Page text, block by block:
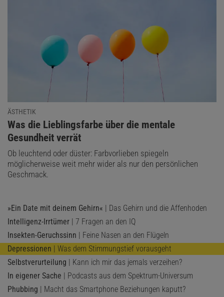
ÄSTHETIK
:
Was die Lieblingsfarbe über die mentale
Gesundheit verrät
Ob leuchtend oder düster: Farbvorlieben spiegeln
möglicherweise weit mehr wider als nur den persönlichen
Geschmack.
»Ein Date mit deinem Gehirn« | Das Gehirn und die Affenhoden
Intelligenz-Irrtümer | 7 Fragen an den IQ
Insekten-Geruchssinn | Feine Nasen an den Flügeln
Depressionen | Was dem Stimmungstief vorausgeht
Selbstverurteilung | Kann ich mir das jemals verzeihen?
In eigener Sache | Podcasts aus dem Spektrum-Universum
Phubbing | Macht das Smartphone Beziehungen kaputt?